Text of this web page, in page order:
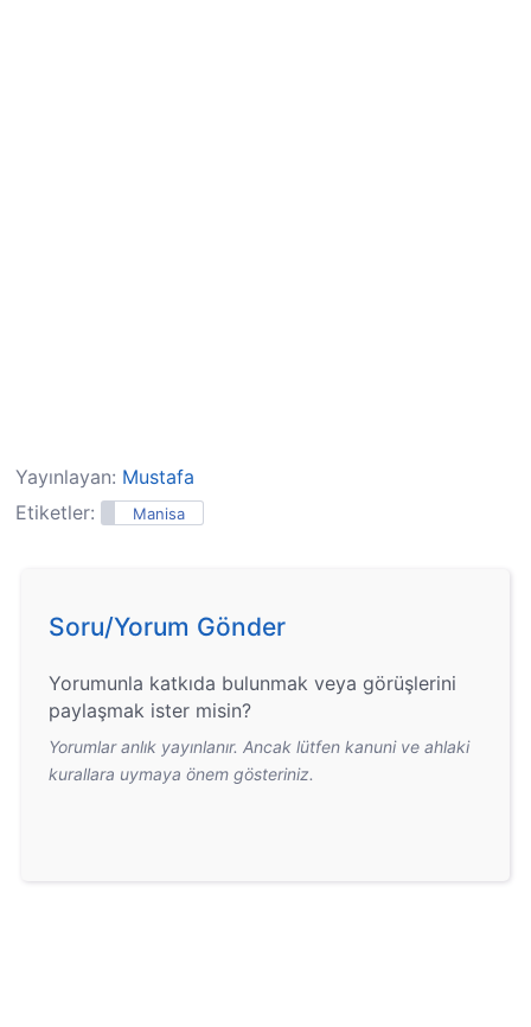
Yayınlayan: Mustafa
Etiketler:
Manisa
Soru/Yorum Gönder
Yorumunla katkıda bulunmak veya görüşlerini
paylaşmak ister misin?
Yorumlar anlık yayınlanır. Ancak lütfen kanuni ve ahlaki
kurallara uymaya önem gösteriniz.